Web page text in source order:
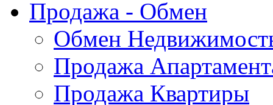
Продажа - Обмен
Обмен
Продажа
Продажа Квартиры